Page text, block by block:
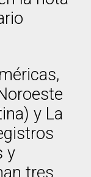
y La
y
tres